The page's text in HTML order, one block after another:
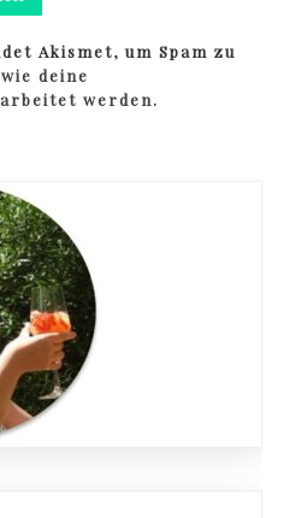
Akismet, um Spam zu
deine
werden.